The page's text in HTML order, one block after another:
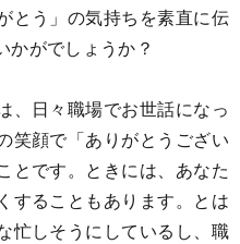
とう」の気持ちを素直に伝
かがでしょうか？
、日々職場でお世話になっ
笑顔で「ありがとうござい
とです。ときには、あなた
することもあります。とは
忙しそうにしているし、職